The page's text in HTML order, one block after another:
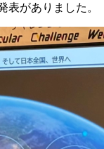
表がありました。